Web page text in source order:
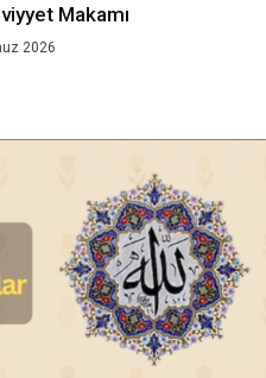
Makamı
2026